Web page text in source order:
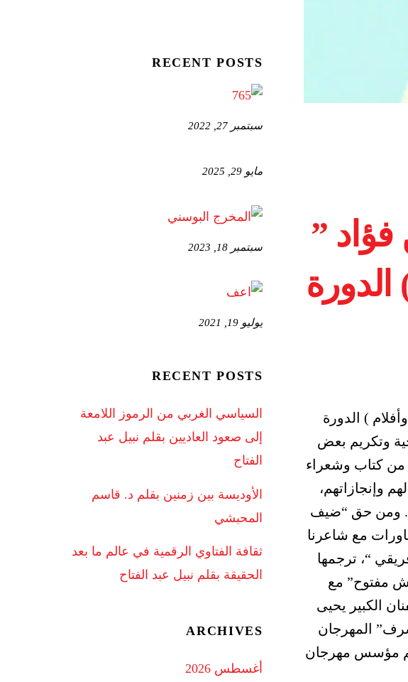
فؤاد ”
) الدورة
وتكريم بعض
من كتاب وشعراء
وإنجازاتهم،
ومن حق “ضيف
مع شاعرنا
“، ترجمها
مفتوح” مع
الكبير يحيى
المهرجان
مؤسس مهرجان
RECENT POSTS
سبتمبر 27, 2022
مايو 29, 2025
سبتمبر 18, 2023
يوليو 19, 2021
RECENT POSTS
السياسي الغربي من الرموز اللامعة
إلى صعود العاديين بقلم نبيل عبد
الفتاح
الأوديسة بين زمنين بقلم د. قاسم
المحبشي
ثقافة الفتاوي الرقمية في عالم ما بعد
الحقيقة بقلم نبيل عبد الفتاح
ARCHIVES
أغسطس 2026